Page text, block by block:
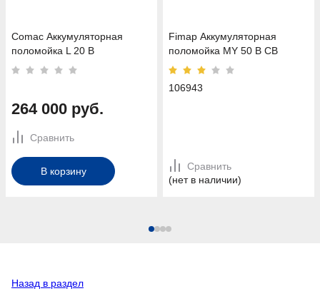
Comac Аккумуляторная
поломойка L 20 B
264 000 руб.
Сравнить
В корзину
Fimap Аккумуляторная
поломойка MY 50 B CB
106943
Сравнить
(нет в наличии)
Назад в раздел